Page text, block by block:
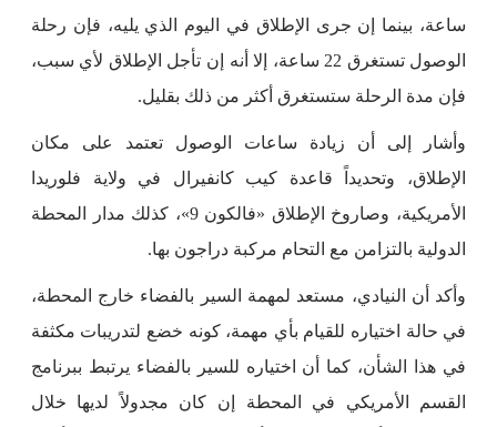
ساعة، بينما إن جرى الإطلاق في اليوم الذي يليه، فإن رحلة
الوصول تستغرق 22 ساعة، إلا أنه إن تأجل الإطلاق لأي سبب،
فإن مدة الرحلة ستستغرق أكثر من ذلك بقليل.
وأشار إلى أن زيادة ساعات الوصول تعتمد على مكان
الإطلاق، وتحديداً قاعدة كيب كانفيرال في ولاية فلوريدا
الأمريكية، وصاروخ الإطلاق «فالكون 9»، كذلك مدار المحطة
الدولية بالتزامن مع التحام مركبة دراجون بها.
وأكد أن النيادي، مستعد لمهمة السير بالفضاء خارج المحطة،
في حالة اختياره للقيام بأي مهمة، كونه خضع لتدريبات مكثفة
في هذا الشأن، كما أن اختياره للسير بالفضاء يرتبط ببرنامج
القسم الأمريكي في المحطة إن كان مجدولاً لديها خلال